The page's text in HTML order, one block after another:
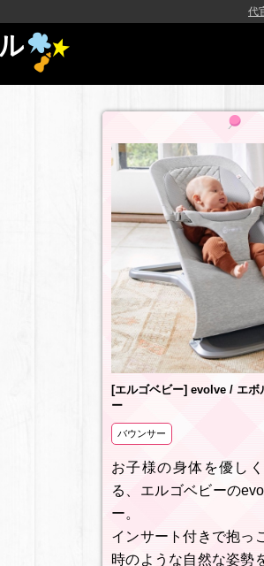
代
[エルゴベビー] evolve / エボ
ー
バウンサー
お子様の身体を優し
る、エルゴベビーの
ー。
インサート付きで抱っ
時のような自然な姿勢